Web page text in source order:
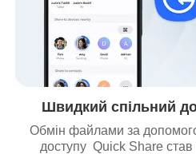
Швидкий спільний
Обмін файлами за
доступу Quick Share